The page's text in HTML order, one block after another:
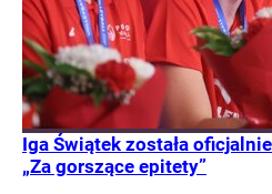
Iga Świątek została
„Za gorszące epitety”